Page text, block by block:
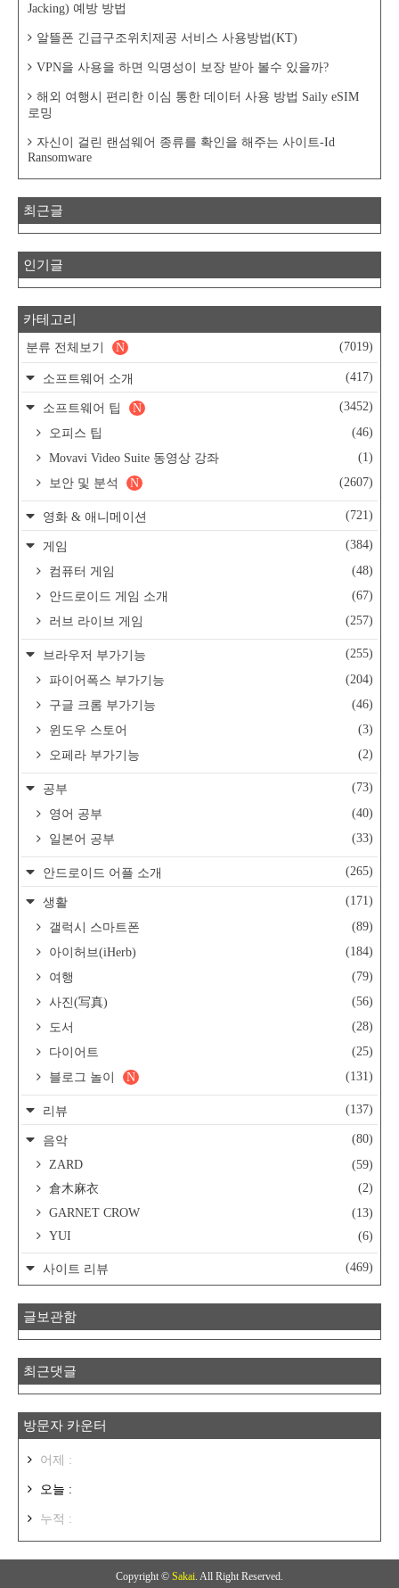
Jacking) 예방 방법
알뜰폰 긴급구조위치제공 서비스 사용방법(KT)
VPN을 사용을 하면 익명성이 보장 받아 볼수 있을까?
해외 여행시 편리한 이심 통한 데이터 사용 방법 Saily eSIM
로밍
자신이 걸린 랜섬웨어 종류를 확인을 해주는 사이트-Id
Ransomware
최근글
인기글
카테고리
분류 전체보기 (7019)
N
소프트웨어 소개 (417)
소프트웨어 팁 (3452)
N
오피스 팁
(46)
Movavi Video Suite 동영상 강좌
(1)
보안 및 분석
(2607)
N
영화 & 애니메이션 (721)
게임
(384)
컴퓨터 게임
(48)
안드로이드 게임 소개
(67)
러브 라이브 게임
(257)
브라우저 부가기능
(255)
파이어폭스 부가기능
(204)
구글 크롬 부가기능
(46)
윈도우 스토어
(3)
오페라 부가기능
(2)
공부
(73)
영어 공부
(40)
일본어 공부
(33)
안드로이드 어플 소개 (265)
생활
(171)
갤럭시 스마트폰
(89)
아이허브(iHerb)
(184)
여행
(79)
사진(写真)
(56)
도서
(28)
다이어트
(25)
블로그 놀이
(131)
N
리뷰 (137)
음악
(80)
ZARD
(59)
倉木麻衣
(2)
GARNET CROW
(13)
YUI
(6)
사이트 리뷰 (469)
글보관함
최근댓글
방문자 카운터
어제 :
오늘 :
누적 :
Copyright © Sakai . All Right Reserved.